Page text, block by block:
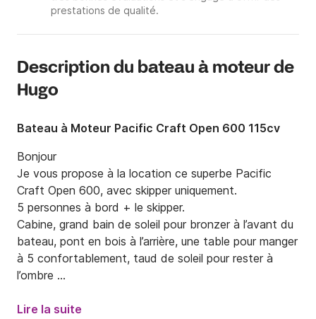
prestations de qualité.
Description du bateau à moteur de
Hugo
Bateau à Moteur Pacific Craft Open 600 115cv
Bonjour
Je vous propose à la location ce superbe Pacific
Craft Open 600, avec skipper uniquement.
5 personnes à bord + le skipper.
Cabine, grand bain de soleil pour bronzer à l’avant du
bateau, pont en bois à l’arrière, une table pour manger
à 5 confortablement, taud de soleil pour rester à
l’ombre
Lire la suite